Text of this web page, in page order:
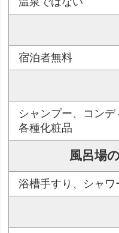
宿泊者無料
シャンプー、コンデ
各種化粧品
風呂場
浴槽手すり、シャワ